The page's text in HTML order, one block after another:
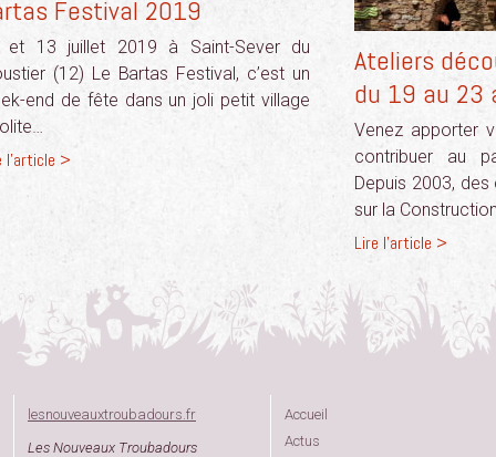
Festival 2019
et 13 juillet 2019 à Saint-Sever du
(12) Le Bartas Festival, c’est un
end de fête dans un joli petit village
l'article >
Ateliers
du 19 au 23
Venez apporter
contribuer au
Depuis 2003,
sur la
Lire l'article >
lesnouveauxtroubadours.fr
Les Nouveaux Troubadours
Accueil
Actus